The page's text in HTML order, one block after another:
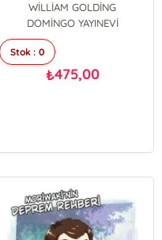
WİLLİAM GOLDİNG
DOMİNGO YAYINEVİ
Stok : 0
₺475,00